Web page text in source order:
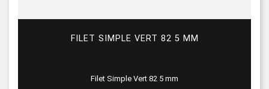
FILET SIMPLE VERT 82 5 MM
Filet Simple Vert 82 5 mm